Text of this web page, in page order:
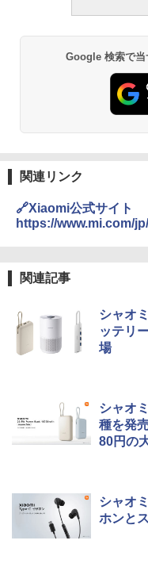
Google 検索で当
関連リンク
🔗Xiaomi公式サイト
https://www.mi.com/jp/
関連記事
シャオ
ッテリ
場
シャオ
種を発
80円の
シャオ
ホンと